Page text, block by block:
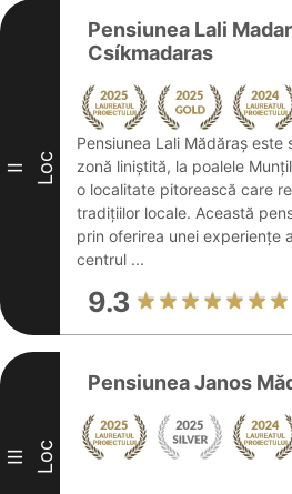
II Loc
Pensiunea Lali
Csíkmadaras
Pensiunea Lali Mădăraș este
zonă liniștită, la poalele
o localitate pitorească care
tradițiilor locale. Această
prin oferirea unei experiențe
centrul ...
9.3
III Loc
Pensiunea Janos